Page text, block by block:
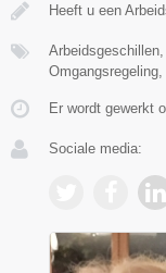
Heeft u een
Omgangsregeling,
Er wordt gewerkt
Sociale media: